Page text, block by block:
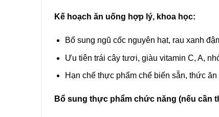
Kế hoạch ăn uống hợp lý, khoa học:
Bổ sung ngũ cốc nguyên hạt, rau xanh
Ưu tiên trái cây tươi, giàu vitamin C, A,
Hạn chế thực phẩm chế biến sẵn, thức
Bổ sung thực phẩm chức năng (nếu cần